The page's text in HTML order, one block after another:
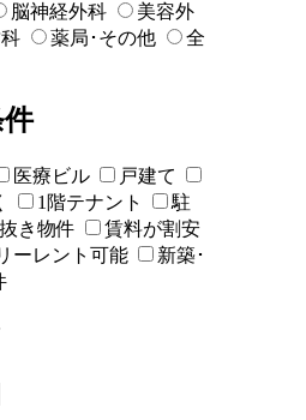
脳神経外科
美容外
薬局･その他
全
医療ビル
戸建て
1階テナント
駐
き物件
賃料が割安
ーレント可能
新築･